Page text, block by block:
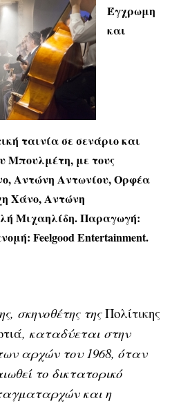
Έγχρωμη
και
ταινία σε σενάριο και
Μπουλμέτη, με τους
Αντώνη Αντωνίου, Ορφέα
Χάνο, Αντώνη
Μιχαηλίδη. Παραγωγή:
Feelgood Entertainment.
σκηνοθέτης τηςΠολίτικης
, καταδύεται στην
αρχών του 1968, όταν
το δικτατορικό
και η